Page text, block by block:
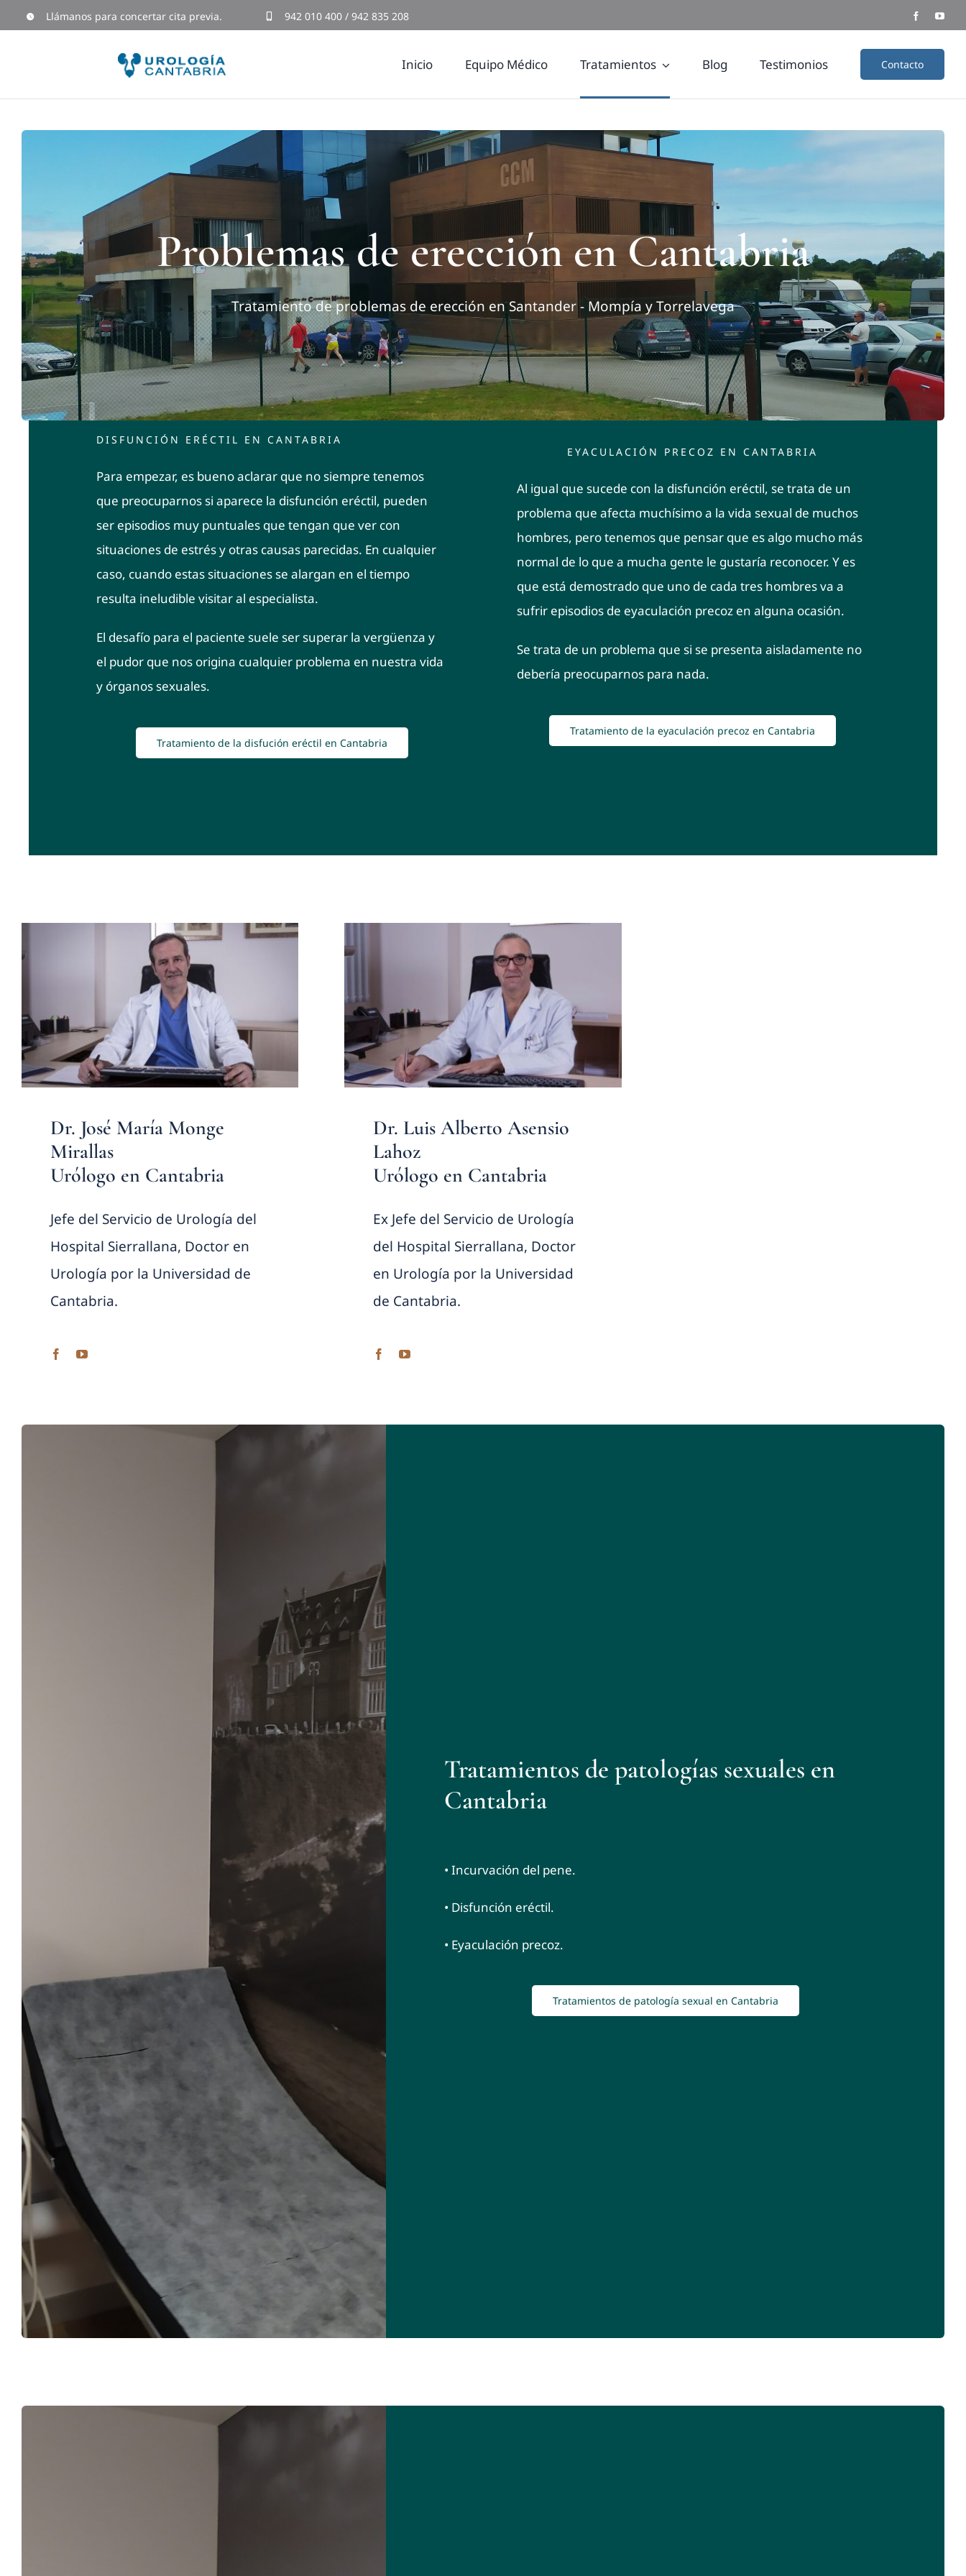
Llámanos para concertar cita previa. 942 010 400 / 942 835 208
Inicio Equipo Médico Tratamientos Blog Testimonios Contacto
Problemas de erección en Cantabria
Tratamiento de problemas de erección en Santander - Mompía y Torrelavega
DISFUNCIÓN ERÉCTIL EN CANTABRIA
Para empezar, es bueno aclarar que no siempre tenemos
que preocuparnos si aparece la disfunción eréctil, pueden
ser episodios muy puntuales que tengan que ver con
situaciones de estrés y otras causas parecidas. En cualquier
caso, cuando estas situaciones se alargan en el tiempo
resulta ineludible visitar al especialista.
El desafío para el paciente suele ser superar la vergüenza y
el pudor que nos origina cualquier problema en nuestra vida
y órganos sexuales.
Tratamiento de la disfución eréctil en Cantabria
EYACULACIÓN PRECOZ EN CANTABRIA
Al igual que sucede con la disfunción eréctil, se trata de un
problema que afecta muchísimo a la vida sexual de muchos
hombres, pero tenemos que pensar que es algo mucho más
normal de lo que a mucha gente le gustaría reconocer. Y es
que está demostrado que uno de cada tres hombres va a
sufrir episodios de eyaculación precoz en alguna ocasión.
Se trata de un problema que si se presenta aisladamente no
debería preocuparnos para nada.
Tratamiento de la eyaculación precoz en Cantabria
Dr. José María Monge
Mirallas
Urólogo en Cantabria
Jefe del Servicio de Urología del
Hospital Sierrallana, Doctor en
Urología por la Universidad de
Cantabria.
Dr. Luis Alberto Asensio
Lahoz
Urólogo en Cantabria
Ex Jefe del Servicio de Urología
del Hospital Sierrallana, Doctor
en Urología por la Universidad
de Cantabria.
Tratamientos de patologías sexuales en
Cantabria
• Incurvación del pene.
• Disfunción eréctil.
• Eyaculación precoz.
Tratamientos de patología sexual en Cantabria